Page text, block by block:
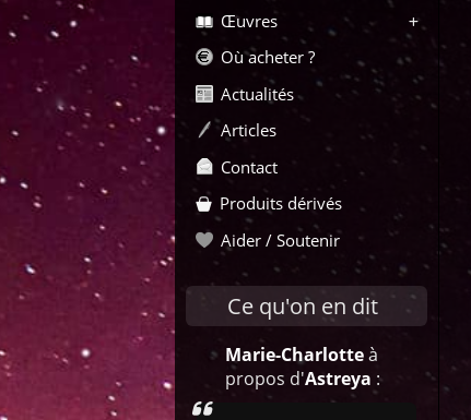
Œuvres
Où acheter ?
Actualités
Articles
Contact
Produits dérivés
Aider / Soutenir
Ce qu'on en dit
Marie-Charlotteà
propos d'Astreya :